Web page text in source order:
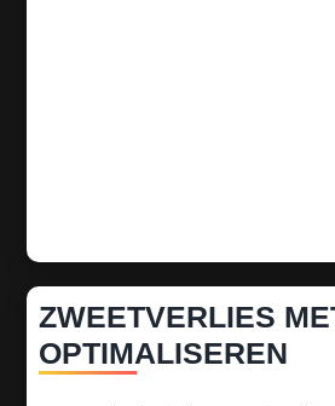
ZWEETVERLIES
OPTIMALISEREN